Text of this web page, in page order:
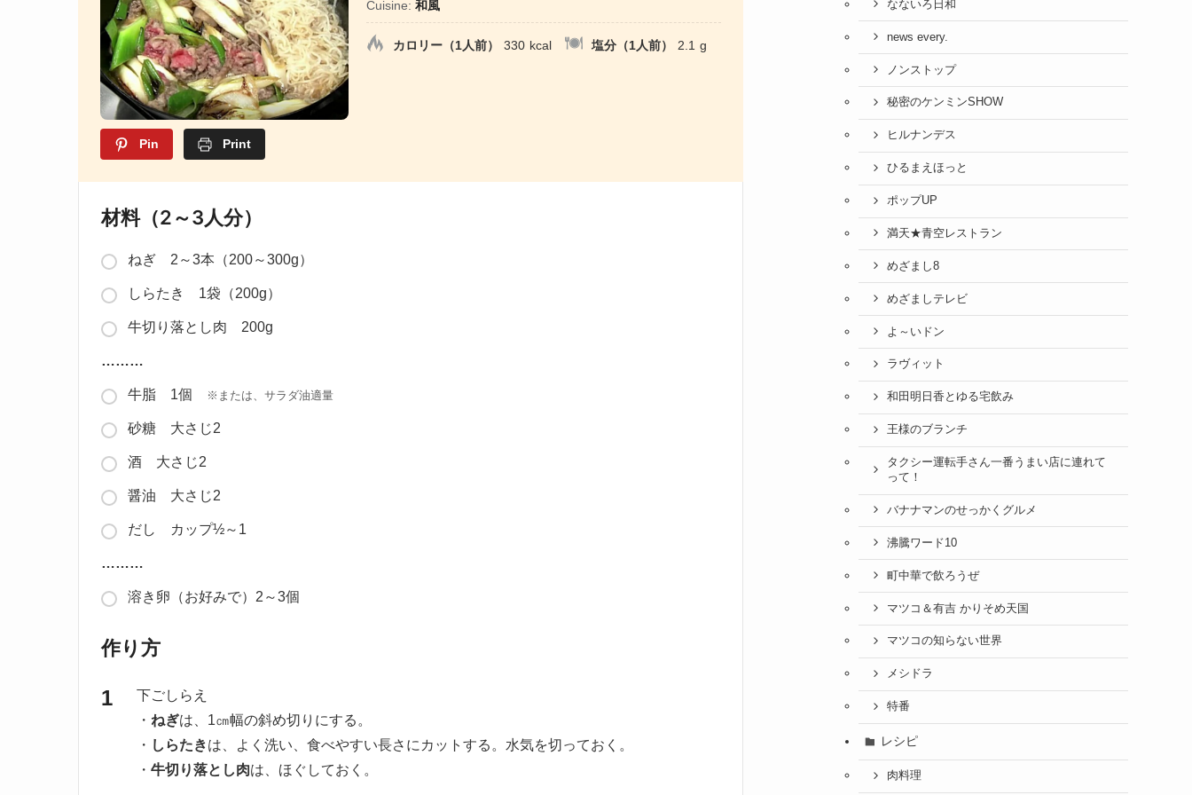
Pin Print
Cuisine: 和風
カロリー（1人前） 330 kcal 塩分（1人前） 2.1 g
材料（2～3人分）
ねぎ 2～3本（200～300g）
しらたき 1袋（200g）
牛切り落とし肉 200g
………
牛脂 1個 ※または、サラダ油適量
砂糖 大さじ2
酒 大さじ2
醤油 大さじ2
だし カップ½～1
………
溶き卵（お好みで）2～3個
作り方
下ごしらえ
・ ねぎは、1㎝幅の斜め切りにする。
・ しらたきは、よく洗い、食べやすい長さにカットする。水気を切っておく。
・ 牛切り落とし肉は、ほぐしておく。
なないろ日和
news every.
ノンストップ
秘密のケンミンSHOW
ヒルナンデス
ひるまえほっと
ポップUP
満天★青空レストラン
めざまし8
めざましテレビ
よ～いドン
ラヴィット
和田明日香とゆる宅飲み
王様のブランチ
タクシー運転手さん一番うまい店に連れて
って！
バナナマンのせっかくグルメ
沸騰ワード10
町中華で飲ろうぜ
マツコ＆有吉 かりそめ天国
マツコの知らない世界
メシドラ
特番
レシピ
肉料理